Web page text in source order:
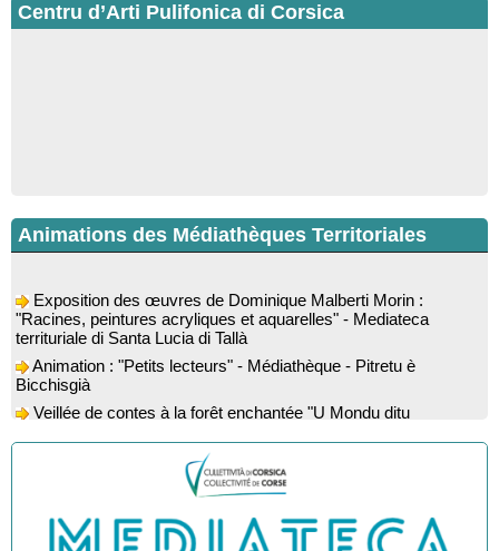
Centru d’Arti Pulifonica di Corsica
Animations des Médiathèques Territoriales
"Racines, peintures acryliques et aquarelles" - Mediateca
territuriale di Santa Lucia di Tallà
Animation : "Petits lecteurs" - Médiathèque - Pitretu è
Bicchisgià
Veillée de contes à la forêt enchantée "U Mondu ditu
mignuleddu" par la Caravane de Conteurs - Currà
Colloque : "Taravu : terre de patrimoines", Regards sur le
patrimoine religieux, roman, thermal et littéraire - Spaziu Jean-
Marc Fiamma - A Sarra di Farru
hommage au duo mythique de la chanson corse interprété par
Marie-Elsa Picciocchi (chant), Marc’Antò Belgodere (chant et